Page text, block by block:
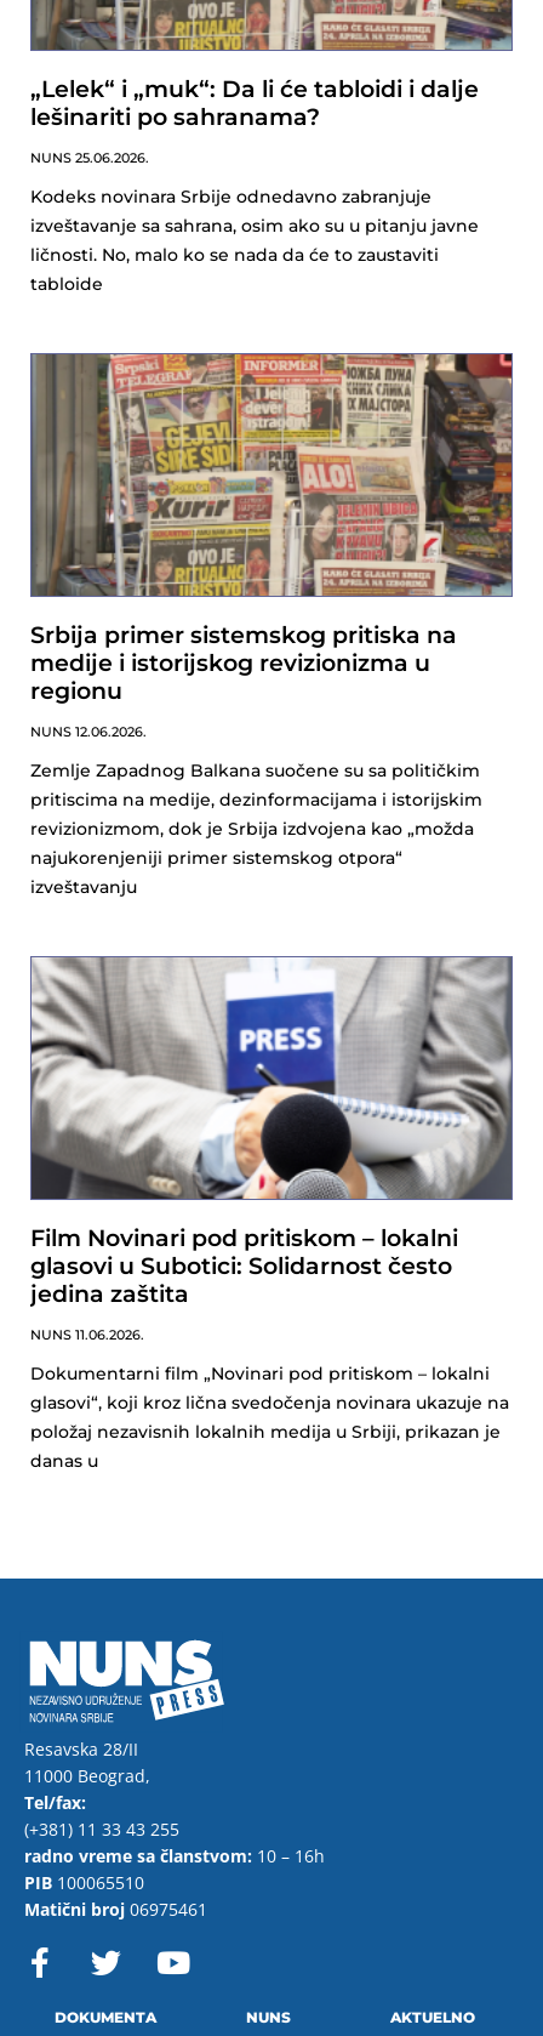
„Lelek“ i „muk“: Da li će tabloidi i dalje
lešinariti po sahranama?
NUNS 25.06.2026.
Kodeks novinara Srbije odnedavno zabranjuje
izveštavanje sa sahrana, osim ako su u pitanju javne
ličnosti. No, malo ko se nada da će to zaustaviti
tabloide
Srbija primer sistemskog pritiska na
medije i istorijskog revizionizma u
regionu
NUNS 12.06.2026.
Zemlje Zapadnog Balkana suočene su sa političkim
pritiscima na medije, dezinformacijama i istorijskim
revizionizmom, dok je Srbija izdvojena kao „možda
najukorenjeniji primer sistemskog otpora“
izveštavanju
Film Novinari pod pritiskom – lokalni
glasovi u Subotici: Solidarnost često
jedina zaštita
NUNS 11.06.2026.
Dokumentarni film „Novinari pod pritiskom – lokalni
glasovi“, koji kroz lična svedočenja novinara ukazuje na
položaj nezavisnih lokalnih medija u Srbiji, prikazan je
danas u
Resavska 28/II
11000 Beograd,
Tel/fax:
(+381) 11 33 43 255
radno vreme sa članstvom: 10 – 16h
PIB 100065510
Matični broj 06975461
F
a w o
DOKUMENTA NUNS AKTUELNO